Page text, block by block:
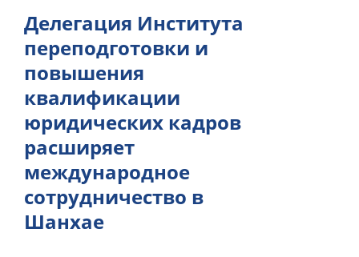
Делегация Института
переподготовки и
повышения
квалификации
юридических кадров
расширяет
международное
сотрудничество в
Шанхае